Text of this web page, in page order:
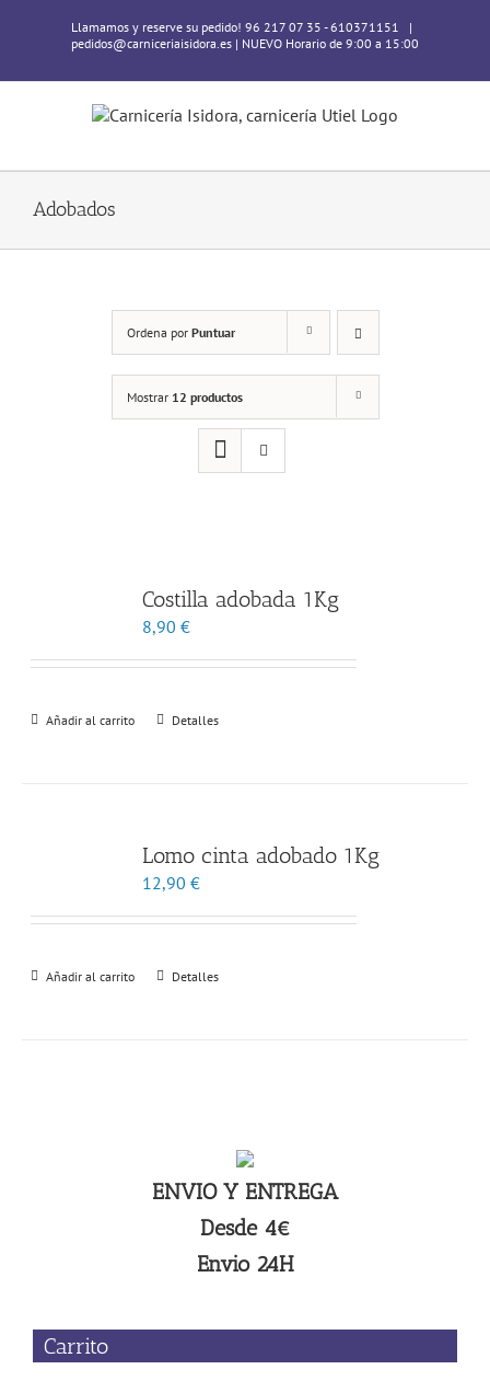
Llamamos y reserve su pedido! 96 217 07 35 - 610371151
|
pedidos@carniceriaisidora.es | NUEVO Horario de 9:00 a 15:00
Adobados
Ordena por Puntuar
Mostrar 12 productos
Costilla adobada 1Kg
8,90€
Añadir al carrito Detalles
Lomo cinta adobado 1Kg
12,90€
Añadir al carrito Detalles
ENVIO Y ENTREGA
Desde 4€
Envio 24H
Carrito